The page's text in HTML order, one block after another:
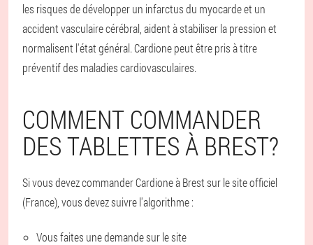
les risques de développer un infarctus du myocarde et un
accident vasculaire cérébral, aident à stabiliser la pression et
normalisent l'état général. Cardione peut être pris à titre
préventif des maladies cardiovasculaires.
COMMENT COMMANDER
DES TABLETTES À BREST?
Si vous devez commander Cardione à Brest sur le site officiel
(France), vous devez suivre l'algorithme :
Vous faites une demande sur le site